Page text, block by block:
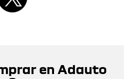
en Adauto